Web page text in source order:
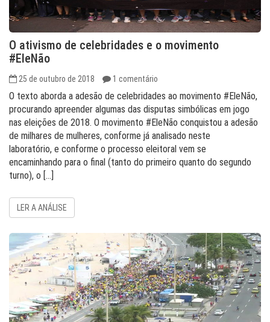
O ativismo de celebridades e o movimento
#EleNão
25 de outubro de 2018 1 comentário
O texto aborda a adesão de celebridades ao movimento #EleNão,
procurando apreender algumas das disputas simbólicas em jogo
nas eleições de 2018. O movimento #EleNão conquistou a adesão
de milhares de mulheres, conforme já analisado neste
laboratório, e conforme o processo eleitoral vem se
encaminhando para o final (tanto do primeiro quanto do segundo
turno), o […]
LER A ANÁLISE